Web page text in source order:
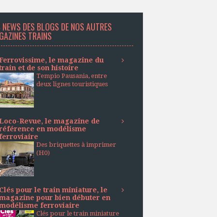
NEWS DES BLOGS DE NOS AUTRES
TRAINS
le magazine du
et de son histoire
Tempio Pausania, entre
deux lignes touristiques
Revue, le magazine de
en modélisme
Des briquettes à imprimer
(H0)
Clés pour le train miniature, le
pour bien débuter en
ferroviaire
Clés pour le train miniature